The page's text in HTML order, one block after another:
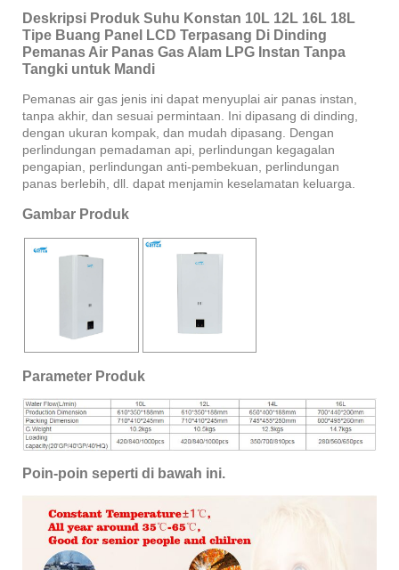
Deskripsi Produk Suhu Konstan 10L 12L 16L 18L
Tipe Buang Panel LCD Terpasang Di Dinding
Pemanas Air Panas Gas Alam LPG Instan Tanpa
Tangki untuk Mandi
Pemanas air gas jenis ini dapat menyuplai air panas instan,
tanpa akhir, dan sesuai permintaan. Ini dipasang di dinding,
dengan ukuran kompak, dan mudah dipasang. Dengan
perlindungan pemadaman api, perlindungan kegagalan
pengapian, perlindungan anti-pembekuan, perlindungan
panas berlebih, dll. dapat menjamin keselamatan keluarga.
Gambar Produk
Parameter Produk
Poin-poin seperti di bawah ini.